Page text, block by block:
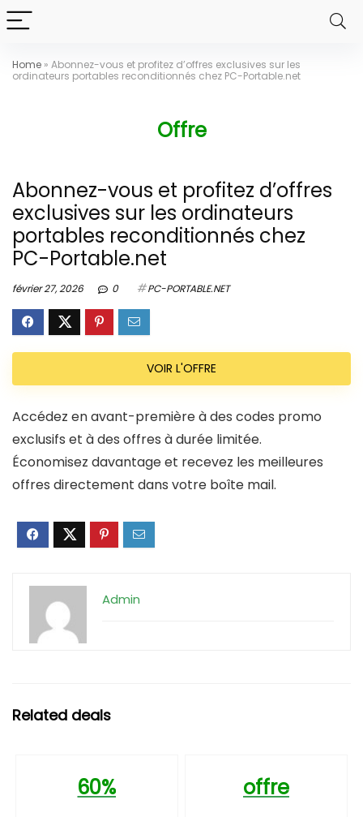
Home » Abonnez-vous et profitez d’offres exclusives sur les
ordinateurs portables reconditionnés chez PC-Portable.net
Offre
Abonnez-vous et profitez d’offres
exclusives sur les ordinateurs
portables reconditionnés chez
PC-Portable.net
février 27, 2026 0 PC-PORTABLE.NET
VOIR L'OFFRE
Accédez en avant-première à des codes promo
exclusifs et à des offres à durée limitée.
Économisez davantage et recevez les meilleures
offres directement dans votre boîte mail.
Admin
Related deals
60% offre